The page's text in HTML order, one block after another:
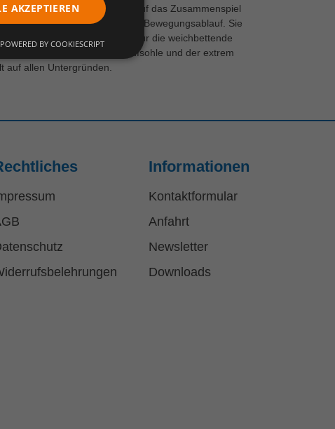
hergestellt. Dabei kommt es auf das Zusammenspiel
unterstützt den natürlichen Bewegungsablauf. Sie
die Zwischensohle vor allem für die weichbettende
profilierten Nitril Laufsohle und der extrem
auf allen Untergründen.
Informationen
Kontaktformular
Anfahrt
Newsletter
Downloads
AKZEPTIEREN
POWERED BY COOKIESCRIPT